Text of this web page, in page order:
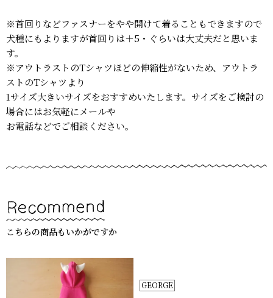
※首回りなどファスナーをやや開けて着ることもできますので
犬種にもよりますが首回りは＋5・ぐらいは大丈夫だと思いま
す。
※アウトラストのTシャツほどの伸縮性がないため、アウトラ
ストのTシャツより
1サイズ大きいサイズをおすすめいたします。サイズをご検討の
場合にはお気軽にメールや
お電話などでご相談ください。
こちらの商品もいかがですか
GEORGE